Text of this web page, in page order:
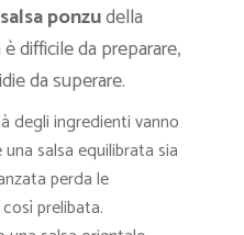
salsa ponzudella
difficile da preparare,
da superare.
degli ingredienti vanno
salsa equilibrata sia
perda le
prelibata.